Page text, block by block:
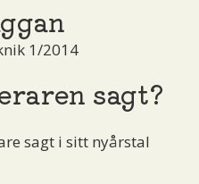
1/2014
sagt?
sagt i sitt nyårstal